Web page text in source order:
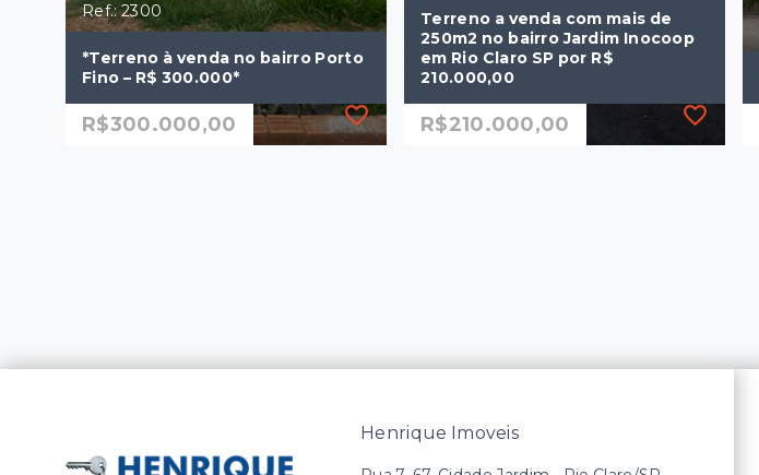
Ref.: 2300
*Terreno à venda no bairro Porto
Fino – R$ 300.000*
R$300.000,00
JARDIM PORTO FINO -
Terreno a venda com mais de
250m2 no bairro Jardim Inocoop
em Rio Claro SP por R$
210.000,00
R$210.000,00
Henrique Imoveis